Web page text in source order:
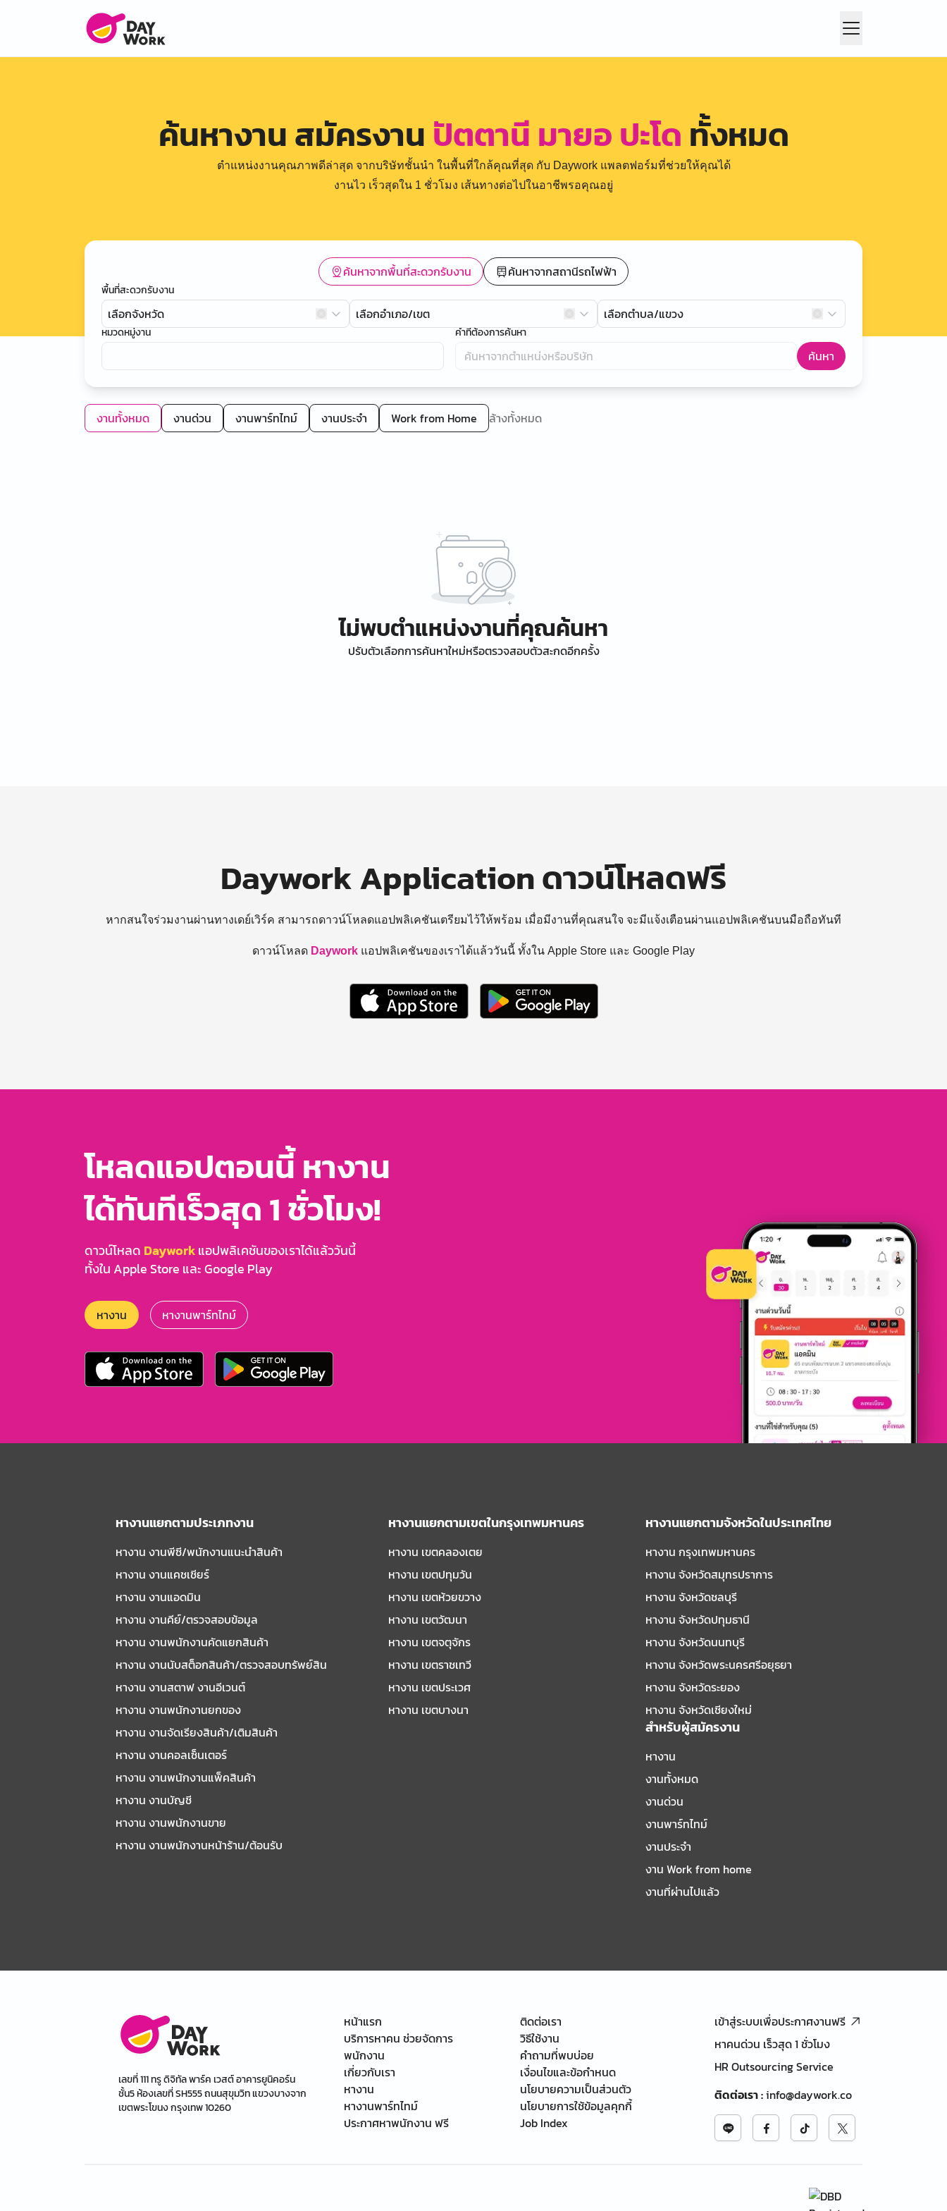
ค้นหางาน สมัครงาน ปัตตานี มายอ ปะโด ทั้งหมด
ตำแหน่งงานคุณภาพดีล่าสุด จากบริษัทชั้นนำ ในพื้นที่ใกล้คุณที่สุด กับ Daywork แพลตฟอร์มที่ช่วยให้คุณได้
งานไว เร็วสุดใน 1 ชั่วโมง เส้นทางต่อไปในอาชีพรอคุณอยู่
ค้นหาจากพื้นที่สะดวกรับงาน ค้นหาจากสถานีรถไฟฟ้า
พื้นที่สะดวกรับงาน
เลือกจังหวัด เลือกอำเภอ/เขต เลือกตำบล/แขวง
หมวดหมู่งาน คำที่ต้องการค้นหา
ค้นหา
งานทั้งหมด งานด่วน งานพาร์ทไทม์ งานประจำ Work from Home ล้างทั้งหมด
ไม่พบตำแหน่งงานที่คุณค้นหา
ปรับตัวเลือกการค้นหาใหม่หรือตรวจสอบตัวสะกดอีกครั้ง
Daywork Application ดาวน์โหลดฟรี
หากสนใจร่วมงานผ่านทางเดย์เวิร์ค สามารถดาวน์โหลดแอปพลิเคชันเตรียมไว้ให้พร้อม เมื่อมีงานที่คุณสนใจ จะมีแจ้งเตือนผ่านแอปพลิเคชันบนมือถือทันที
ดาวน์โหลด Daywork แอปพลิเคชันของเราได้แล้ววันนี้ ทั้งใน Apple Store และ Google Play
โหลดแอปตอนนี้ หางาน
ได้ทันทีเร็วสุด 1 ชั่วโมง!
ดาวน์โหลด Dayworkแอปพลิเคชันของเราได้แล้ววันนี้
ทั้งใน Apple Store และ Google Play
หางาน หางานพาร์ทไทม์
หางานแยกตามประเภทงาน
หางาน งานพีซี/พนักงานแนะนําสินค้า
หางาน งานแคชเชียร์
หางาน งานแอดมิน
หางาน งานคีย์/ตรวจสอบข้อมูล
หางาน งานพนักงานคัดแยกสินค้า
หางาน งานนับสต็อกสินค้า/ตรวจสอบทรัพย์สิน
หางาน งานสตาฟ งานอีเวนต์
หางาน งานพนักงานยกของ
หางาน งานจัดเรียงสินค้า/เติมสินค้า
หางาน งานคอลเซ็นเตอร์
หางาน งานพนักงานแพ็คสินค้า
หางาน งานบัญชี
หางาน งานพนักงานขาย
หางาน งานพนักงานหน้าร้าน/ต้อนรับ
หางานแยกตามเขตในกรุงเทพมหานคร
หางาน เขตคลองเตย
หางาน เขตปทุมวัน
หางาน เขตห้วยขวาง
หางาน เขตวัฒนา
หางาน เขตจตุจักร
หางาน เขตราชเทวี
หางาน เขตประเวศ
หางาน เขตบางนา
หางานแยกตามจังหวัดในประเทศไทย
หางาน กรุงเทพมหานคร
หางาน จังหวัดสมุทรปราการ
หางาน จังหวัดชลบุรี
หางาน จังหวัดปทุมธานี
หางาน จังหวัดนนทบุรี
หางาน จังหวัดพระนครศรีอยุธยา
หางาน จังหวัดระยอง
หางาน จังหวัดเชียงใหม่
สำหรับผู้สมัครงาน
หางาน
งานทั้งหมด
งานด่วน
งานพาร์ทไทม์
งานประจำ
งาน Work from home
งานที่ผ่านไปแล้ว
เลขที่ 111 ทรู ดิจิทัล พาร์ค เวสต์ อาคารยูนิคอร์น
ชั้น5 ห้องเลขที่ SH555 ถนนสุขุมวิท แขวงบางจาก
เขตพระโขนง กรุงเทพ 10260
หน้าแรก
บริการหาคน ช่วยจัดการ
พนักงาน
เกี่ยวกับเรา
หางาน
หางานพาร์ทไทม์
ประกาศหาพนักงาน ฟรี
ติดต่อเรา
วิธีใช้งาน
คำถามที่พบบ่อย
เงื่อนไขและข้อกำหนด
นโยบายความเป็นส่วนตัว
นโยบายการใช้ข้อมูลคุกกี้
Job Index
เข้าสู่ระบบเพื่อประกาศงานฟรี
หาคนด่วน เร็วสุด 1 ชั่วโมง
HR Outsourcing Service
ติดต่อเรา:info@daywork.co